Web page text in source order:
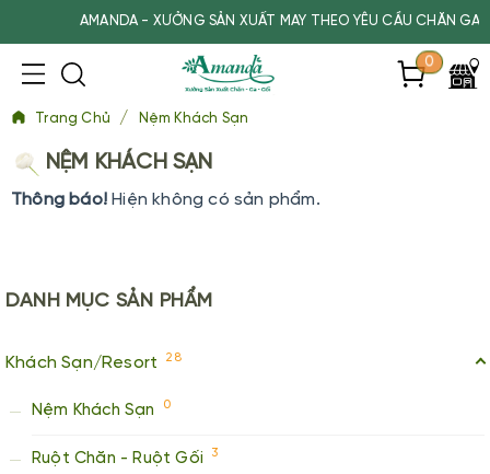
AMANDA - XƯỞNG SẢN XUẤT MAY THEO YÊU CẦU CHĂN GA
0
Trang Chủ / Nệm Khách Sạn
DANH MỤC SẢN PHẨM
Khách Sạn/Resort 28
Nệm Khách Sạn 0
Ruột Chăn - Ruột Gối 3
NỆM KHÁCH SẠN
Thông báo! Hiện không có sản phẩm.